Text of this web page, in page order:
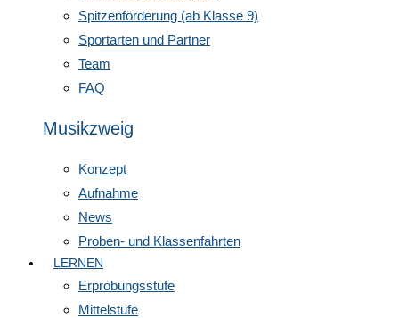
Spitzenförderung (ab Klasse 9)
Sportarten und Partner
Team
FAQ
Musikzweig
Konzept
Aufnahme
News
Proben- und Klassenfahrten
LERNEN
Erprobungsstufe
Mittelstufe